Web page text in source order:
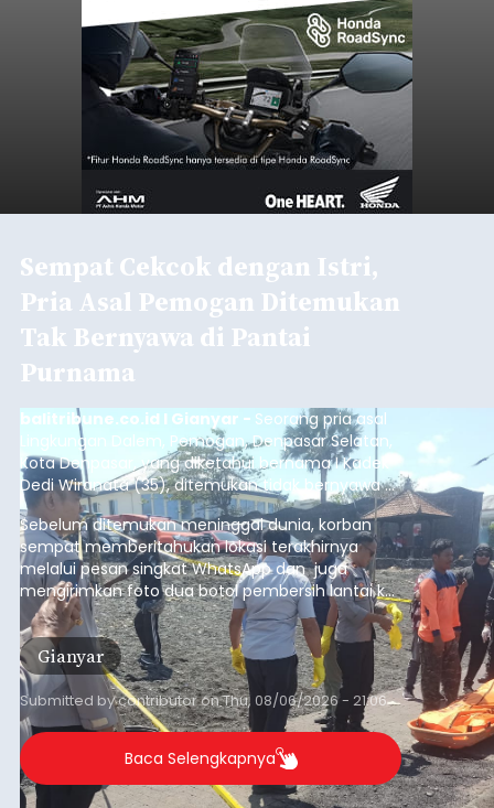
Sempat Cekcok dengan Istri,
Pria Asal Pemogan Ditemukan
Tak Bernyawa di Pantai
Purnama
balitribune.co.id I Gianyar - Seorang pria asal
Lingkungan Dalem, Pemogan, Denpasar Selatan,
Kota Denpasar, yang diketahui bernama I Kadek
Dedi Wiranata (35), ditemukan tidak bernyawa di
pesisir Pantai Purnama, Sukawati.
Sebelum ditemukan meninggal dunia, korban
sempat memberitahukan lokasi terakhirnya
melalui pesan singkat WhatsApp dan juga
mengirimkan foto dua botol pembersih lantai ke
istrinya.
Gianyar
Submitted bycontributoronThu, 08/06/2026 - 21:06
Baca Selengkapnya